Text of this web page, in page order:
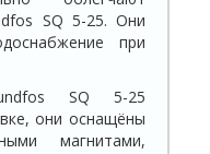
SQ 5-25. Они
при
SQ 5-25
они оснащёны
магнитами,